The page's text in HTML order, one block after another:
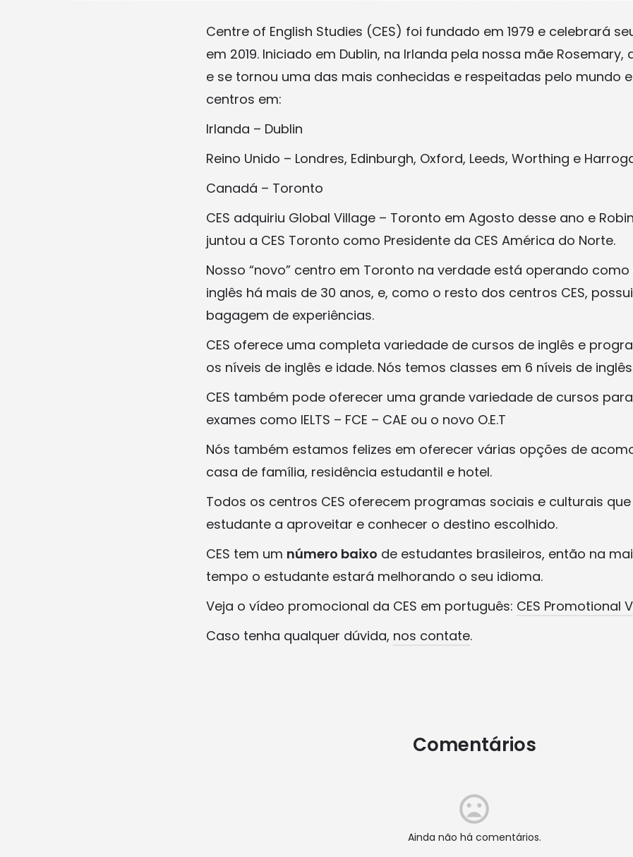
Centre of English Studies (CES) foi fundado em 1979 e celebrará
em 2019. Iniciado em Dublin, na Irlanda pela nossa mãe Rosemary,
e se tornou uma das mais conhecidas e respeitadas pelo mundo
centros em:
Irlanda – Dublin
Reino Unido – Londres, Edinburgh, Oxford, Leeds, Worthing e
Canadá – Toronto
CES adquiriu Global Village – Toronto em Agosto desse ano e
juntou a CES Toronto como Presidente da CES América do Norte.
Nosso “novo” centro em Toronto na verdade está operando
inglês há mais de 30 anos, e, como o resto dos centros CES,
bagagem de experiências.
CES oferece uma completa variedade de cursos de inglês e
os níveis de inglês e idade. Nós temos classes em 6 níveis de
CES também pode oferecer uma grande variedade de cursos
exames como IELTS – FCE – CAE ou o novo O.E.T
Nós também estamos felizes em oferecer várias opções de
casa de família, residência estudantil e hotel.
Todos os centros CES oferecem programas sociais e culturais
estudante a aproveitar e conhecer o destino escolhido.
CES tem um número baixo de estudantes brasileiros, então na
tempo o estudante estará melhorando o seu idioma.
Veja o vídeo promocional da CES em português: CES Promotional
Caso tenha qualquer dúvida, nos contate.
Comentários
Ainda não há comentários.